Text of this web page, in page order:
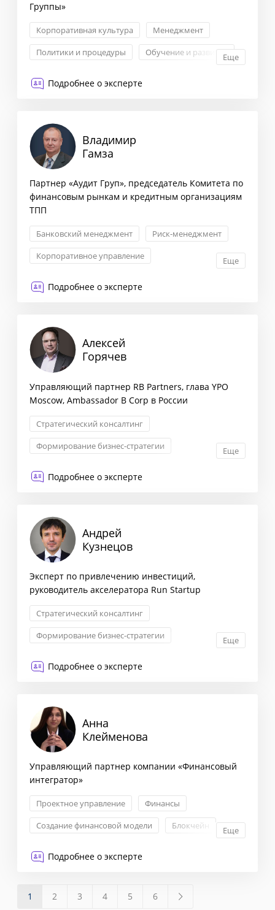
Группы»
Корпоративная культура
Менеджмент
Политики и процедуры
Обучение и развитиеЕще
Подробнее о эксперте
Владимир
Гамза
Партнер «Аудит Груп», председатель Комитета по
финансовым рынкам и кредитным организациям
ТПП
Банковский менеджмент
Риск-менеджмент
Корпоративное управление
Еще
Подробнее о эксперте
Алексей
Горячев
Управляющий партнер RB Partners, глава YPO
Moscow, Ambassador B Corp в России
Стратегический консалтинг
Формирование бизнес-стратегии
Еще
Подробнее о эксперте
Андрей
Кузнецов
Эксперт по привлечению инвестиций,
руководитель акселератора Run Startup
Стратегический консалтинг
Формирование бизнес-стратегии
Еще
Подробнее о эксперте
Анна
Клейменова
Управляющий партнер компании «Финансовый
интегратор»
Проектное управление
Финансы
Создание финансовой модели
Блокчейн Еще
Подробнее о эксперте
1 2 3 4 5 6